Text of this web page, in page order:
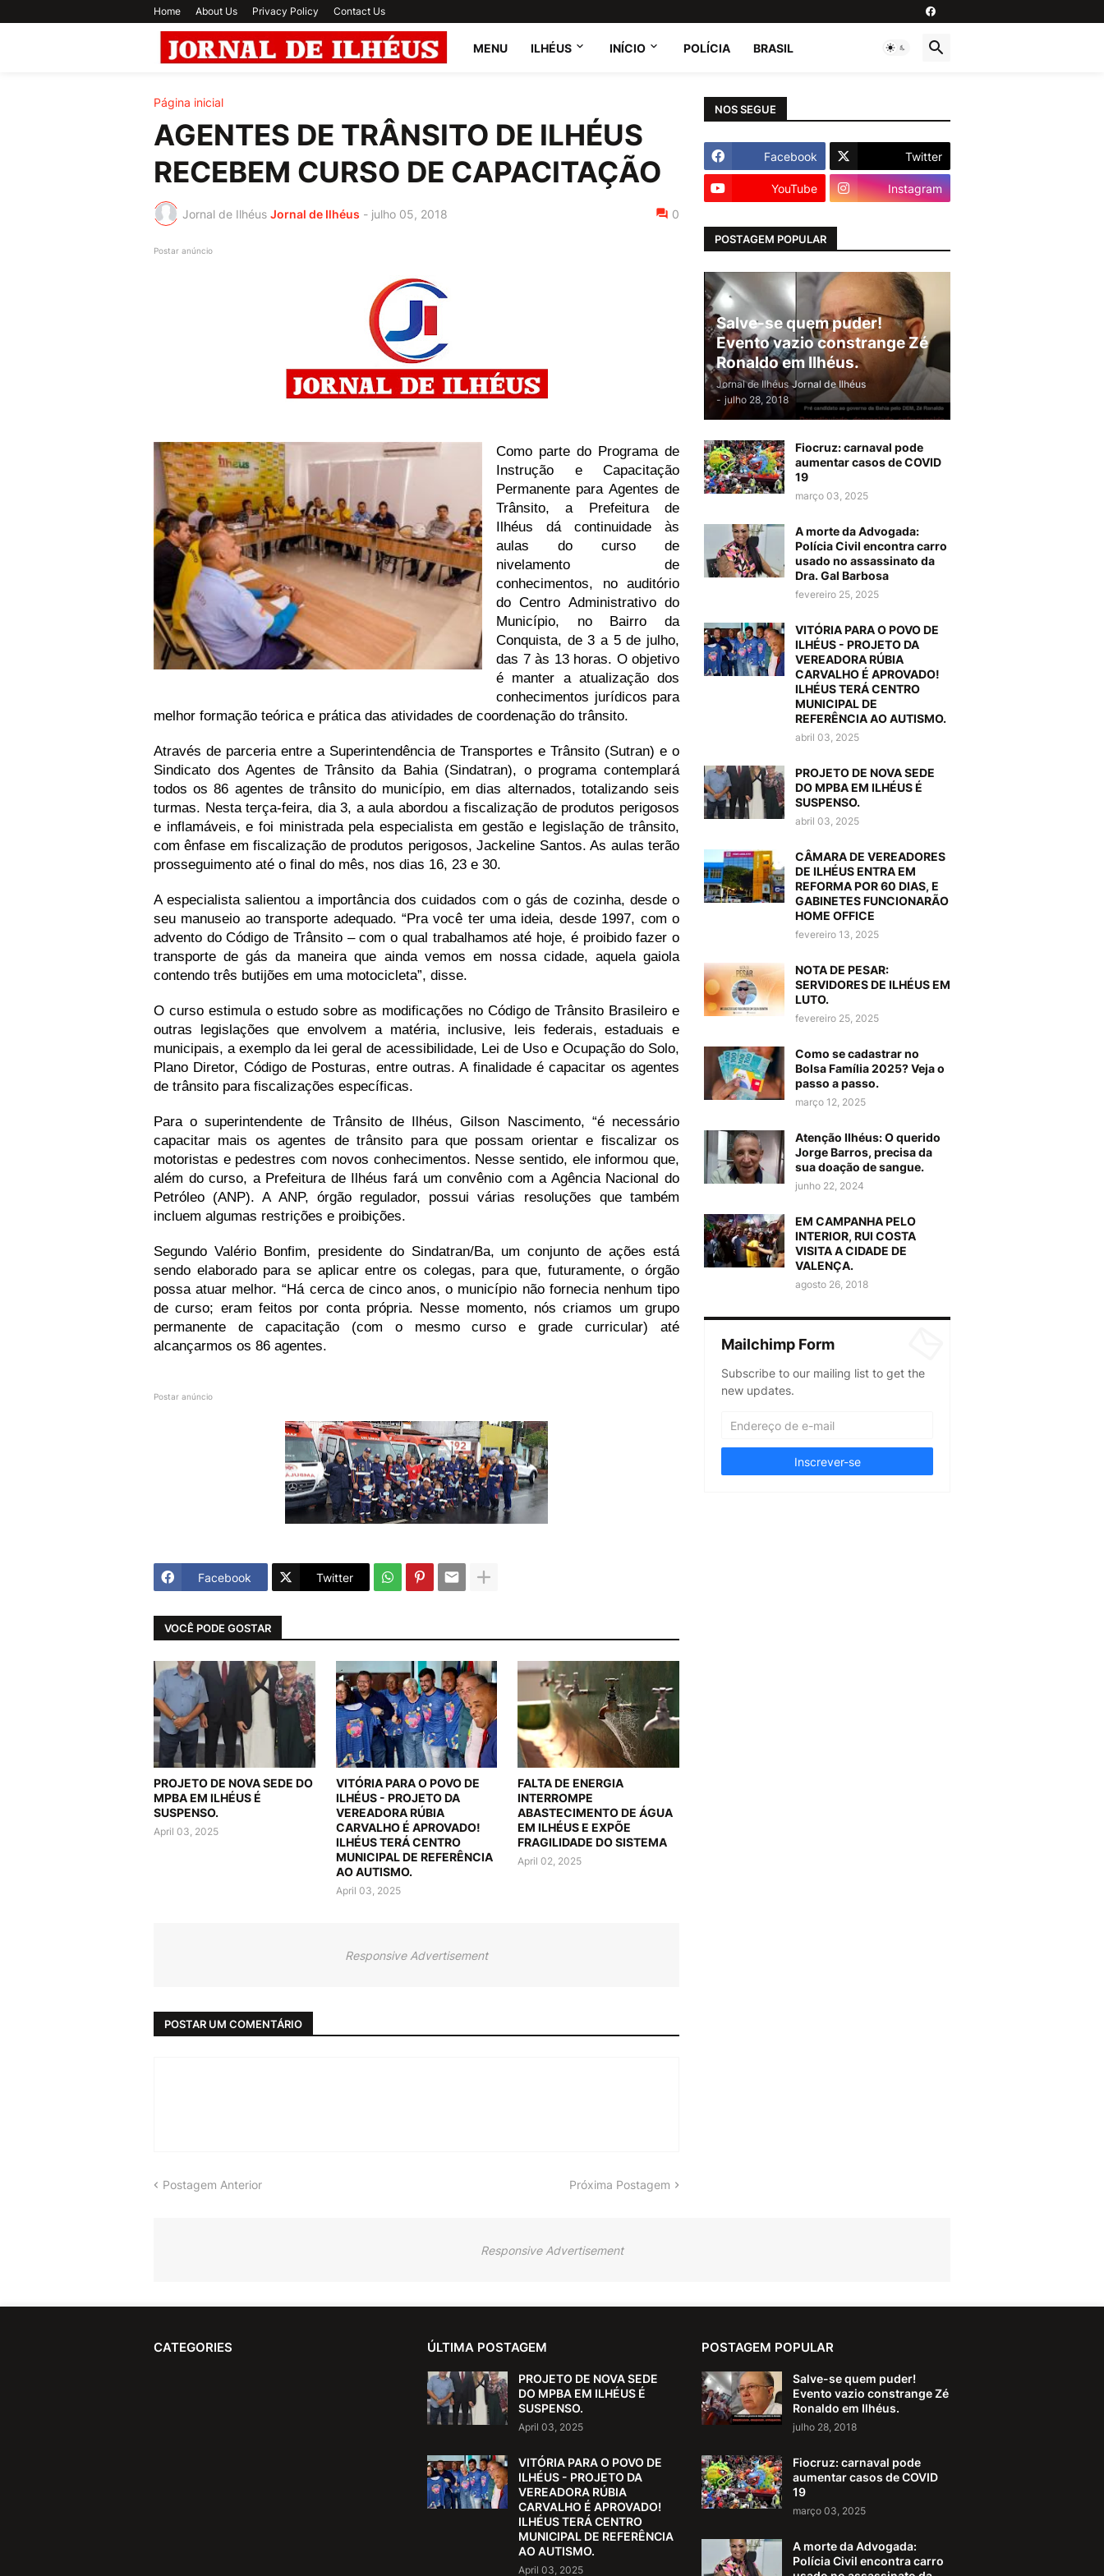
Home About Us Privacy Policy Contact Us
MENU ILHÉUS INÍCIO POLÍCIA BRASIL
Página inicial
AGENTES DE TRÂNSITO DE ILHÉUS
RECEBEM CURSO DE CAPACITAÇÃO
Jornal de Ilhéus Jornal de Ilhéus - julho 05, 2018 0
Postar anúncio
Como parte do Programa de
Instrução e Capacitação
Permanente para Agentes de
Trânsito, a Prefeitura de
Ilhéus dá continuidade às
aulas do curso de
nivelamento de
conhecimentos, no auditório
do Centro Administrativo do
Município, no Bairro da
Conquista, de 3 a 5 de julho,
das 7 às 13 horas. O objetivo
é manter a atualização dos
conhecimentos jurídicos para
melhor formação teórica e prática das atividades de coordenação do trânsito.
Através de parceria entre a Superintendência de Transportes e Trânsito (Sutran) e o
Sindicato dos Agentes de Trânsito da Bahia (Sindatran), o programa contemplará
todos os 86 agentes de trânsito do município, em dias alternados, totalizando seis
turmas. Nesta terça-feira, dia 3, a aula abordou a fiscalização de produtos perigosos
e inflamáveis, e foi ministrada pela especialista em gestão e legislação de trânsito,
com ênfase em fiscalização de produtos perigosos, Jackeline Santos. As aulas terão
prosseguimento até o final do mês, nos dias 16, 23 e 30.
A especialista salientou a importância dos cuidados com o gás de cozinha, desde o
seu manuseio ao transporte adequado. “Pra você ter uma ideia, desde 1997, com o
advento do Código de Trânsito – com o qual trabalhamos até hoje, é proibido fazer o
transporte de gás da maneira que ainda vemos em nossa cidade, aquela gaiola
contendo três butijões em uma motocicleta”, disse.
O curso estimula o estudo sobre as modificações no Código de Trânsito Brasileiro e
outras legislações que envolvem a matéria, inclusive, leis federais, estaduais e
municipais, a exemplo da lei geral de acessibilidade, Lei de Uso e Ocupação do Solo,
Plano Diretor, Código de Posturas, entre outras. A finalidade é capacitar os agentes
de trânsito para fiscalizações específicas.
Para o superintendente de Trânsito de Ilhéus, Gilson Nascimento, “é necessário
capacitar mais os agentes de trânsito para que possam orientar e fiscalizar os
motoristas e pedestres com novos conhecimentos. Nesse sentido, ele informou que,
além do curso, a Prefeitura de Ilhéus fará um convênio com a Agência Nacional do
Petróleo (ANP). A ANP, órgão regulador, possui várias resoluções que também
incluem algumas restrições e proibições.
Segundo Valério Bonfim, presidente do Sindatran/Ba, um conjunto de ações está
sendo elaborado para se aplicar entre os colegas, para que, futuramente, o órgão
possa atuar melhor. “Há cerca de cinco anos, o município não fornecia nenhum tipo
de curso; eram feitos por conta própria. Nesse momento, nós criamos um grupo
permanente de capacitação (com o mesmo curso e grade curricular) até
alcançarmos os 86 agentes.
Postar anúncio
Facebook Twitter
VOCÊ PODE GOSTAR
PROJETO DE NOVA SEDE DO
MPBA EM ILHÉUS É
SUSPENSO.
April 03, 2025
VITÓRIA PARA O POVO DE
ILHÉUS - PROJETO DA
VEREADORA RÚBIA
CARVALHO É APROVADO!
ILHÉUS TERÁ CENTRO
MUNICIPAL DE REFERÊNCIA
AO AUTISMO.
April 03, 2025
FALTA DE ENERGIA
INTERROMPE
ABASTECIMENTO DE ÁGUA
EM ILHÉUS E EXPÕE
FRAGILIDADE DO SISTEMA
April 02, 2025
Responsive Advertisement
POSTAR UM COMENTÁRIO
Postagem Anterior Próxima Postagem
NOS SEGUE
Facebook Twitter
YouTube Instagram
POSTAGEM POPULAR
Salve-se quem puder!
Evento vazio constrange Zé
Ronaldo em Ilhéus.
Jornal de Ilhéus Jornal de Ilhéus
- julho 28, 2018
Fiocruz: carnaval pode
aumentar casos de COVID
19
março 03, 2025
A morte da Advogada:
Polícia Civil encontra carro
usado no assassinato da
Dra. Gal Barbosa
fevereiro 25, 2025
VITÓRIA PARA O POVO DE
ILHÉUS - PROJETO DA
VEREADORA RÚBIA
CARVALHO É APROVADO!
ILHÉUS TERÁ CENTRO
MUNICIPAL DE
REFERÊNCIA AO AUTISMO.
abril 03, 2025
PROJETO DE NOVA SEDE
DO MPBA EM ILHÉUS É
SUSPENSO.
abril 03, 2025
CÂMARA DE VEREADORES
DE ILHÉUS ENTRA EM
REFORMA POR 60 DIAS, E
GABINETES FUNCIONARÃO
HOME OFFICE
fevereiro 13, 2025
NOTA DE PESAR:
SERVIDORES DE ILHÉUS EM
LUTO.
fevereiro 25, 2025
Como se cadastrar no
Bolsa Família 2025? Veja o
passo a passo.
março 12, 2025
Atenção Ilhéus: O querido
Jorge Barros, precisa da
sua doação de sangue.
junho 22, 2024
EM CAMPANHA PELO
INTERIOR, RUI COSTA
VISITA A CIDADE DE
VALENÇA.
agosto 26, 2018
Mailchimp Form
Subscribe to our mailing list to get the
new updates.
Responsive Advertisement
CATEGORIES ÚLTIMA POSTAGEM
PROJETO DE NOVA SEDE
DO MPBA EM ILHÉUS É
SUSPENSO.
April 03, 2025
VITÓRIA PARA O POVO DE
ILHÉUS - PROJETO DA
VEREADORA RÚBIA
CARVALHO É APROVADO!
ILHÉUS TERÁ CENTRO
MUNICIPAL DE REFERÊNCIA
AO AUTISMO.
April 03, 2025
POSTAGEM POPULAR
Salve-se quem puder!
Evento vazio constrange Zé
Ronaldo em Ilhéus.
julho 28, 2018
Fiocruz: carnaval pode
aumentar casos de COVID
19
março 03, 2025
A morte da Advogada:
Polícia Civil encontra carro